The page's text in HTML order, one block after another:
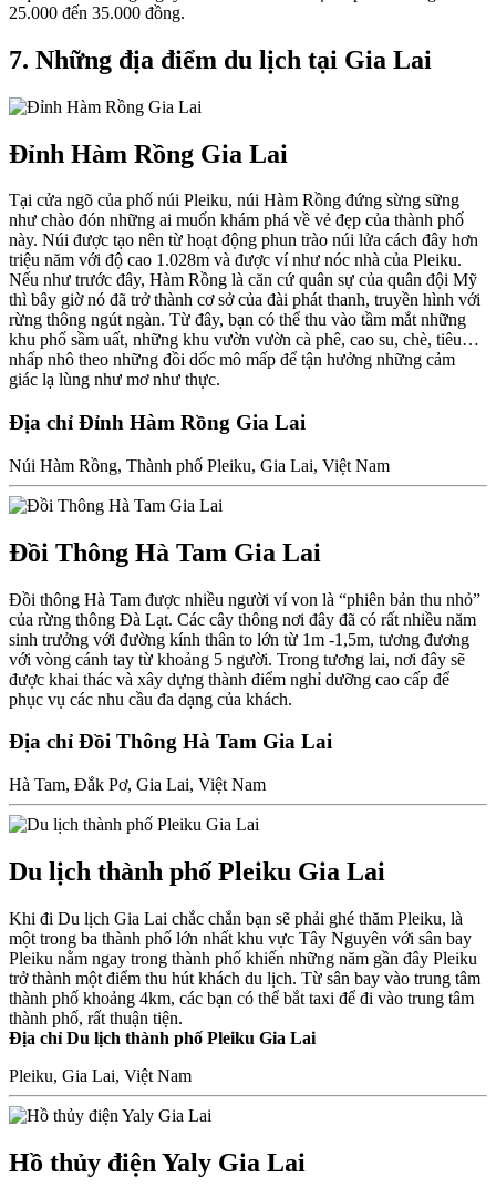
25.000 đến 35.000 đồng.
7. Những địa điểm du lịch tại Gia Lai
Đỉnh Hàm Rồng Gia Lai
Tại cửa ngõ của phố núi Pleiku, núi Hàm Rồng đứng sừng sững
như chào đón những ai muốn khám phá về vẻ đẹp của thành phố
này. Núi được tạo nên từ hoạt động phun trào núi lửa cách đây hơn
triệu năm với độ cao 1.028m và được ví như nóc nhà của Pleiku.
Nếu như trước đây, Hàm Rồng là căn cứ quân sự của quân đội Mỹ
thì bây giờ nó đã trở thành cơ sở của đài phát thanh, truyền hình với
rừng thông ngút ngàn. Từ đây, bạn có thể thu vào tầm mắt những
khu phố sầm uất, những khu vườn vườn cà phê, cao su, chè, tiêu…
nhấp nhô theo những đồi dốc mô mấp để tận hưởng những cảm
giác lạ lùng như mơ như thực.
Địa chỉ Đỉnh Hàm Rồng Gia Lai
Núi Hàm Rồng, Thành phố Pleiku, Gia Lai, Việt Nam
Đồi Thông Hà Tam Gia Lai
Đồi thông Hà Tam được nhiều người ví von là “phiên bản thu nhỏ”
của rừng thông Đà Lạt. Các cây thông nơi đây đã có rất nhiều năm
sinh trưởng với đường kính thân to lớn từ 1m -1,5m, tương đương
với vòng cánh tay từ khoảng 5 người. Trong tương lai, nơi đây sẽ
được khai thác và xây dựng thành điểm nghỉ dưỡng cao cấp để
phục vụ các nhu cầu đa dạng của khách.
Địa chỉ Đồi Thông Hà Tam Gia Lai
Hà Tam, Đắk Pơ, Gia Lai, Việt Nam
Du lịch thành phố Pleiku Gia Lai
Khi đi Du lịch Gia Lai chắc chắn bạn sẽ phải ghé thăm Pleiku, là
một trong ba thành phố lớn nhất khu vực Tây Nguyên với sân bay
Pleiku nằm ngay trong thành phố khiến những năm gần đây Pleiku
trở thành một điểm thu hút khách du lịch. Từ sân bay vào trung tâm
thành phố khoảng 4km, các bạn có thể bắt taxi để đi vào trung tâm
thành phố, rất thuận tiện.
Địa chỉ Du lịch thành phố Pleiku Gia Lai
Pleiku, Gia Lai, Việt Nam
Hồ thủy điện Yaly Gia Lai